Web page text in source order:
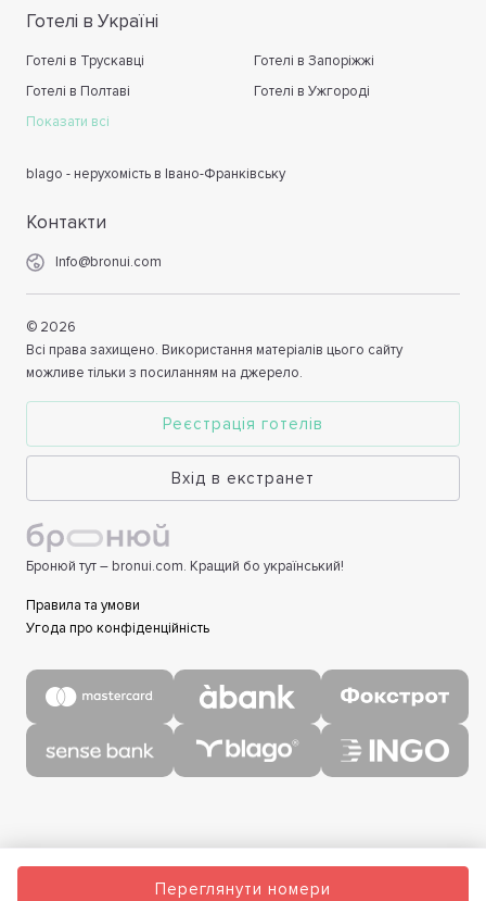
Переглянути номери
Готелі в Україні
Готелі в Трускавці
Готелі в Запоріжжі
Готелі в Полтаві
Готелі в Ужгороді
Показати всі
blago - нерухомість в Івано-Франківську
Контакти
Info@bronui.com
© 2026
Всі права захищено. Використання матеріалів цього сайту
можливе тільки з посиланням на джерело.
Реєстрація готелів
Вхід в екстранет
Бронюй тут – bronui.com. Кращий бо український!
Правила та умови
Угода про конфіденційність